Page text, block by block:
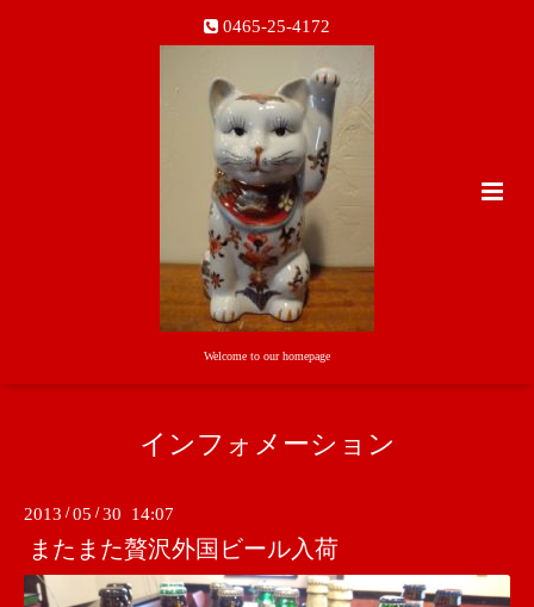
0465-25-4172
Welcome to our homepage
インフォメーション
2013 /05 /30 14:07
またまた贅沢外国ビール入荷